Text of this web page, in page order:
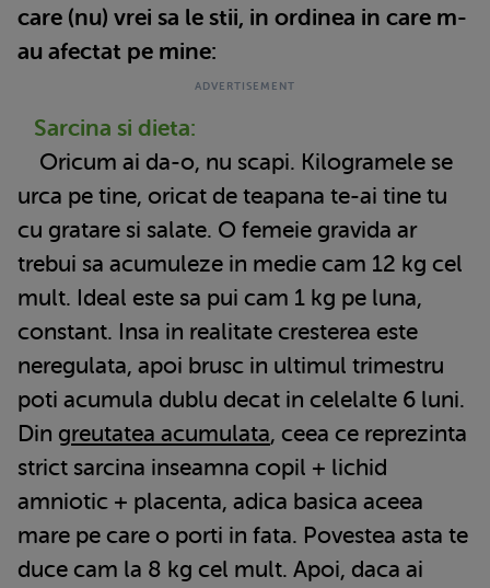
care (nu) vrei sa le stii, in ordinea in care m-
au afectat pe mine:
Sarcina si dieta:
Oricum ai da-o, nu scapi. Kilogramele se
urca pe tine, oricat de teapana te-ai tine tu
cu gratare si salate. O femeie gravida ar
trebui sa acumuleze in medie cam 12 kg cel
mult. Ideal este sa pui cam 1 kg pe luna,
constant. Insa in realitate cresterea este
neregulata, apoi brusc in ultimul trimestru
poti acumula dublu decat in celelalte 6 luni.
Din greutatea acumulata, ceea ce reprezinta
strict sarcina inseamna copil + lichid
amniotic + placenta, adica basica aceea
mare pe care o porti in fata. Povestea asta te
duce cam la 8 kg cel mult. Apoi, daca ai